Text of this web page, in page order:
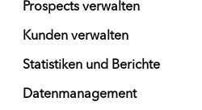
Prospects verwalten
Kunden verwalten
Statistiken und Berichte
Datenmanagement